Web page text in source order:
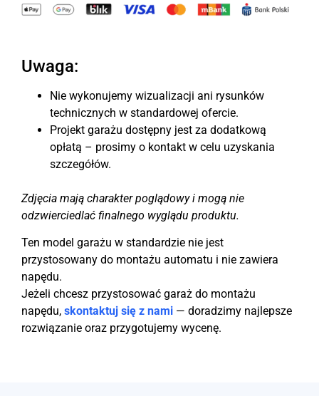
Uwaga:
Nie wykonujemy wizualizacji ani rysunków
technicznych w standardowej ofercie.
Projekt garażu dostępny jest za dodatkową
opłatą – prosimy o kontakt w celu uzyskania
szczegółów.
Zdjęcia mają charakter poglądowy i mogą nie
odzwierciedlać finalnego wyglądu produktu.
Ten model garażu w standardzie nie jest
przystosowany do montażu automatu i nie zawiera
napędu.
Jeżeli chcesz przystosować garaż do montażu
napędu, skontaktuj się z nami — doradzimy najlepsze
rozwiązanie oraz przygotujemy wycenę.